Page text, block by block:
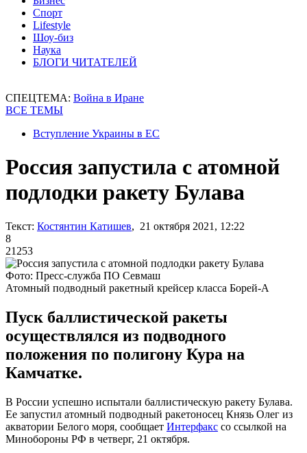
Спорт
Lifestyle
Шоу-биз
Наука
БЛОГИ ЧИТАТЕЛЕЙ
СПЕЦТЕМА: Война в Иране
ВСЕ ТЕМЫ
Вступление Украины в ЕС
Россия запустила с атомной
подлодки ракету Булава
Текст: Костянтин Катишев, 21 октября 2021, 12:22
8
21253
Фото: Пресс-служба ПО Севмаш
Атомный подводный ракетный крейсер класса Борей-А
Пуск баллистической ракеты
осуществлялся из подводного
положения по полигону Кура на
Камчатке.
В России успешно испытали баллистическую ракету Булава.
Ее запустил атомный подводный ракетоносец Князь Олег из
акватории Белого моря, сообщает Интерфакс со ссылкой на
Минобороны РФ в четверг, 21 октября.